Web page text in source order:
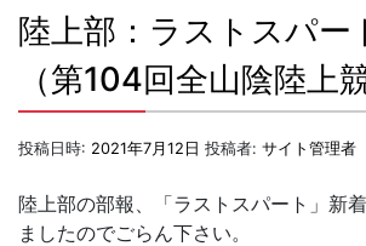
陸上部：ラストスパー
（第104回全山陰陸上
投稿日時: 2021年7月12日 投稿者: サイト管理者
陸上部の部報、「ラストスパート」新着
ましたのでごらん下さい。